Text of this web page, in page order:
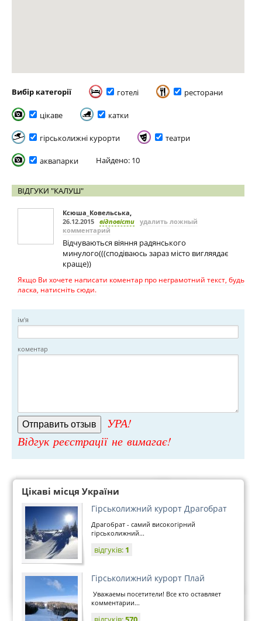
Вибір категорії готелі ресторани
цікаве катки
гірськолижні курорти театри
аквапарки Найдено: 10
ВІДГУКИ "КАЛУШ"
Ксюша_Ковельська,
26.12.2015 відповісти удалить ложный
комментарий
Відчуваються віяння радянського
минулого(((сподіваюсь зараз місто вигляядає
краще))
Якщо Ви хочете написати коментар про неграмотний текст, будь
ласка, натисніть сюди.
ім'я
коментар
УРА!
Відгук реєстрації не вимагає!
Цікаві місця України
Гірськолижний курорт Драгобрат
Драгобрат - самий високогірний
гірськолижний...
відгуків: 1
Гірськолижний курорт Плай
Уважаемы посетители! Все кто оставляет
комментарии...